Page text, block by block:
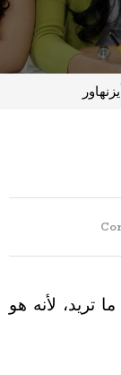
لأنه هو